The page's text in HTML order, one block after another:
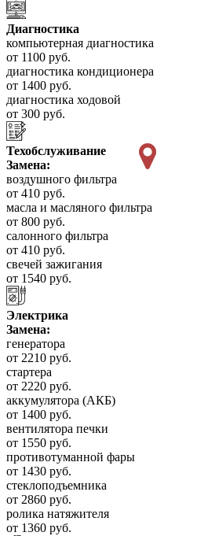
Диагностика
компьютерная диагностика
от 1100 руб.
диагностика кондиционера
от 1400 руб.
диагностика ходовой
от 300 руб.
Техобслуживание
Замена:
воздушного фильтра
от 410 руб.
масла и масляного фильтра
от 800 руб.
салонного фильтра
от 410 руб.
свечей зажигания
от 1540 руб.
Электрика
Замена:
генератора
от 2210 руб.
стартера
от 2220 руб.
аккумулятора (АКБ)
от 1400 руб.
вентилятора печки
от 1550 руб.
противотуманной фары
от 1430 руб.
стеклоподъемника
от 2860 руб.
ролика натяжителя
от 1360 руб.